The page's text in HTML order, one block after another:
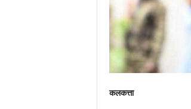
कलकत्ता